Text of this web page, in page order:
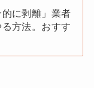
的に剥離」業者
方法。おすす